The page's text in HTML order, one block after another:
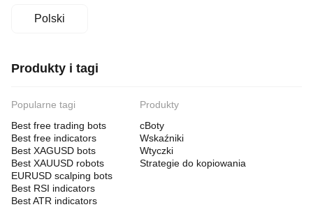
Polski
Produkty i tagi
Popularne tagi
Best free trading bots
Best free indicators
Best XAGUSD bots
Best XAUUSD robots
EURUSD scalping bots
Best RSI indicators
Best ATR indicators
Produkty
cBoty
Wskaźniki
Wtyczki
Strategie do kopiowania